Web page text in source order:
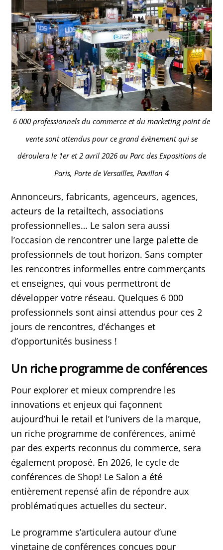
6 000 professionnels du commerce et du marketing point de
vente sont attendus pour ce grand évènement qui se
déroulera le 1er et 2 avril 2026 au Parc des Expositions de
Paris, Porte de Versailles, Pavillon 4
Annonceurs, fabricants, agenceurs, agences,
acteurs de la retailtech, associations
professionnelles… Le salon sera aussi
l’occasion de rencontrer une large palette de
professionnels de tout horizon. Sans compter
les rencontres informelles entre commerçants
et enseignes, qui vous permettront de
développer votre réseau. Quelques 6 000
professionnels sont ainsi attendus pour ces 2
jours de rencontres, d’échanges et
d’opportunités business !
Un riche programme de conférences
Pour explorer et mieux comprendre les
innovations et enjeux qui façonnent
aujourd’hui le retail et l’univers de la marque,
un riche programme de conférences, animé
par des experts reconnus du commerce, sera
également proposé. En 2026, le cycle de
conférences de Shop! Le Salon a été
entièrement repensé afin de répondre aux
problématiques actuelles du secteur.
Le programme s’articulera autour d’une
vingtaine de conférences conçues pour